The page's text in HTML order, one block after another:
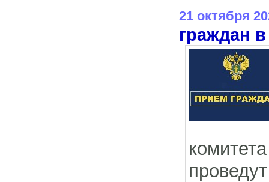
21 октября
граждан